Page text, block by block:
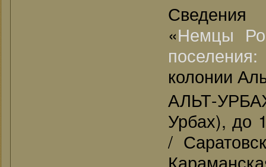
«Немцы
колонии
АЛЬТ-
Урбах), до
/